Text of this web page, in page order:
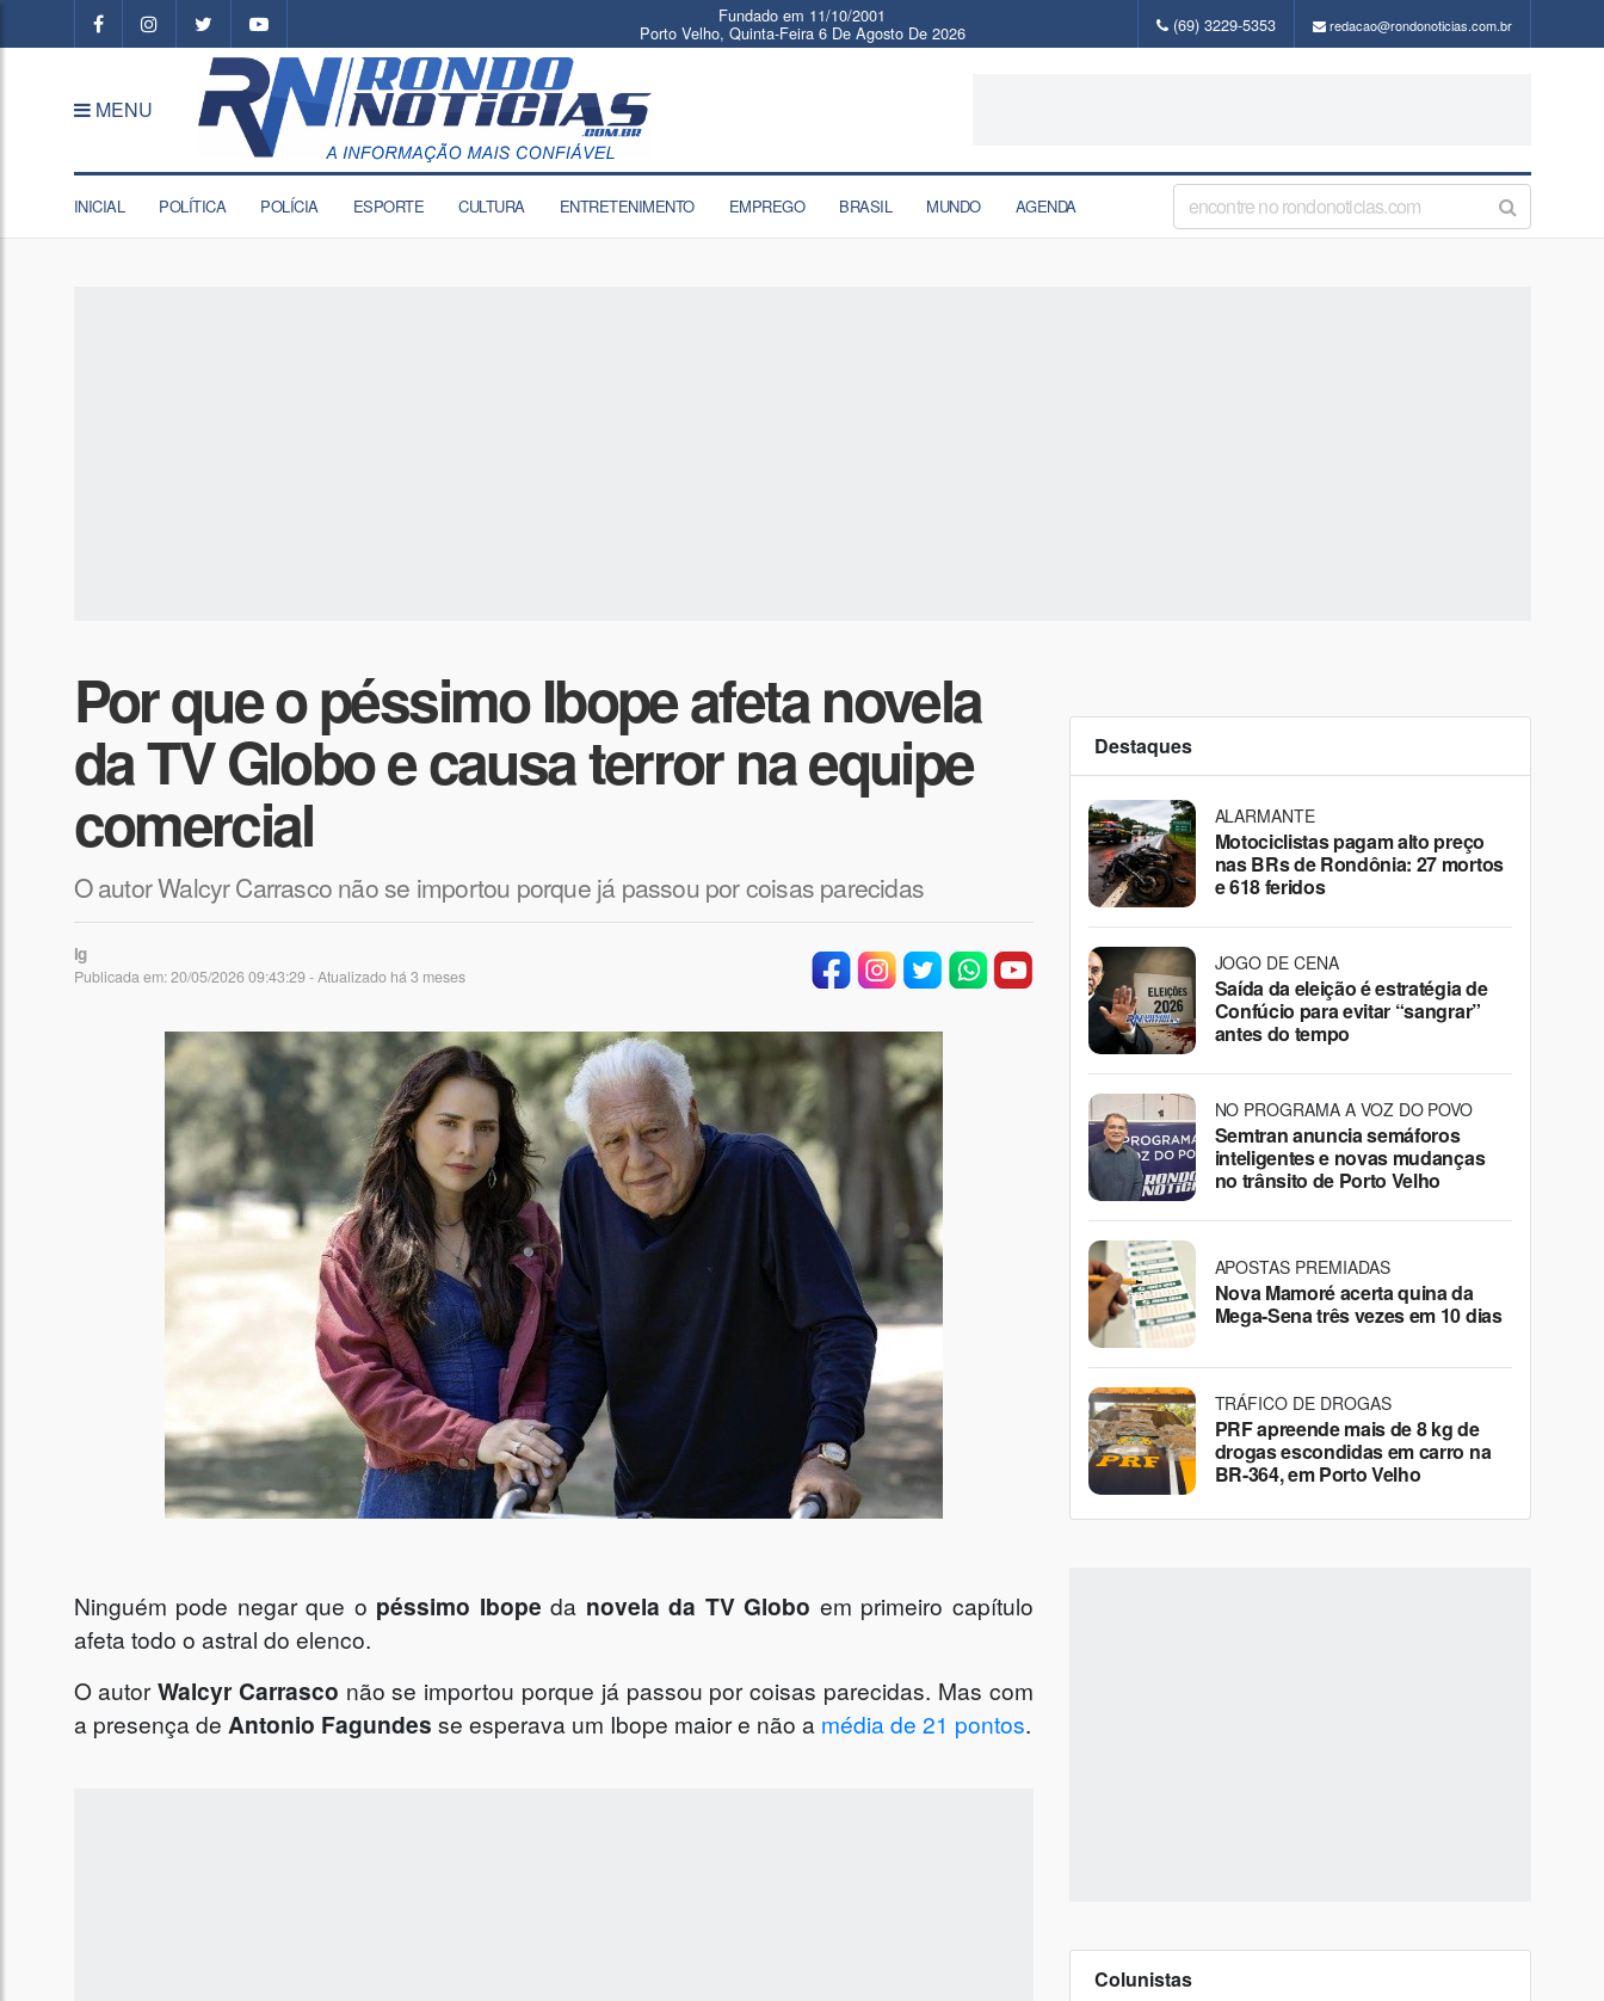
Fundado em 11/10/2001
Porto Velho, Quinta-Feira 6 De Agosto De 2026 (69) 3229-5353 redacao@rondonoticias.com.br
MENU
INICIAL POLÍTICA POLÍCIA ESPORTE CULTURA ENTRETENIMENTO EMPREGO BRASIL MUNDO AGENDA
Por que o péssimo Ibope afeta novela
da TV Globo e causa terror na equipe
comercial
O autor Walcyr Carrasco não se importou porque já passou por coisas parecidas
ig
Publicada em: 20/05/2026 09:43:29 - Atualizado há 3 meses
Ninguém pode negar que o péssimo Ibope da novela da TV Globo em primeiro capítulo
afeta todo o astral do elenco.
O autorWalcyr Carrasco não se importou porque já passou por coisas parecidas. Mas com
a presença de Antonio Fagundes se esperava um Ibope maior e não a média de 21 pontos.
Destaques
ALARMANTE
Motociclistas pagam alto preço
nas BRs de Rondônia: 27 mortos
e 618 feridos
JOGO DE CENA
Saída da eleição é estratégia de
Confúcio para evitar “sangrar”
antes do tempo
NO PROGRAMA A VOZ DO POVO
Semtran anuncia semáforos
inteligentes e novas mudanças
no trânsito de Porto Velho
APOSTAS PREMIADAS
Nova Mamoré acerta quina da
Mega-Sena três vezes em 10 dias
TRÁFICO DE DROGAS
PRF apreende mais de 8 kg de
drogas escondidas em carro na
BR-364, em Porto Velho
Colunistas